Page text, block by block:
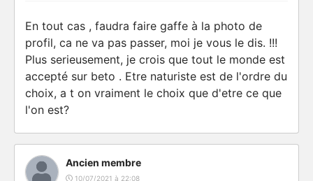
En tout cas , faudra faire gaffe à la photo de
profil, ca ne va pas passer, moi je vous le dis. !!!
Plus serieusement, je crois que tout le monde est
accepté sur beto . Etre naturiste est de l'ordre du
choix, a t on vraiment le choix que d'etre ce que
l'on est?
Ancien membre
10/07/2021 à 22:08